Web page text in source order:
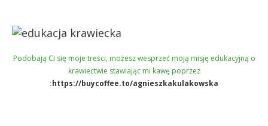
Podobają Ci się moje treści, możesz wesprzeć moją misję edukacyjną o
krawiectwie stawiając mi kawę poprzez
:https://buycoffee.to/agnieszkakulakowska